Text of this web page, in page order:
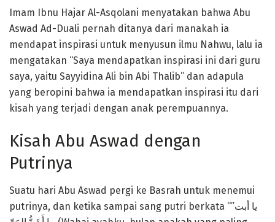
Imam Ibnu Hajar Al-Asqolani menyatakan bahwa Abu
Aswad Ad-Duali pernah ditanya dari manakah ia
mendapat inspirasi untuk menyusun ilmu Nahwu, lalu ia
mengatakan “Saya mendapatkan inspirasi ini dari guru
saya, yaitu Sayyidina Ali bin Abi Thalib” dan adapula
yang beropini bahwa ia mendapatkan inspirasi itu dari
kisah yang terjadi dengan anak perempuannya.
Kisah Abu Aswad dengan
Putrinya
Suatu hari Abu Aswad pergi ke Basrah untuk menemui
putrinya, dan ketika sampai sang putri berkata “”يا أبت